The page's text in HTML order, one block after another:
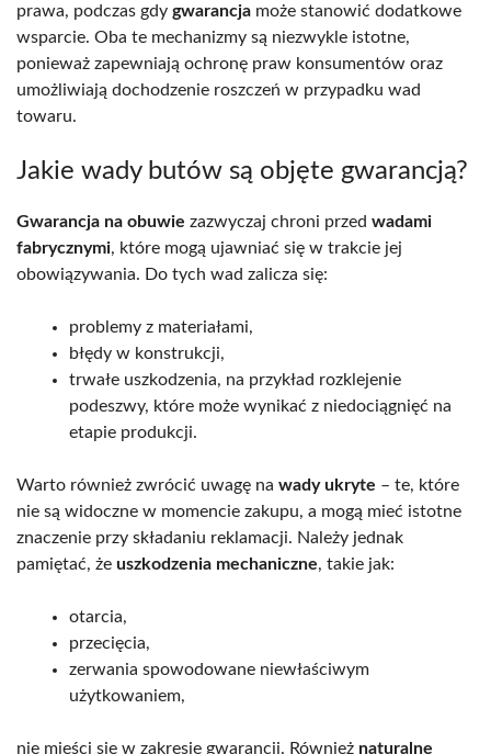
prawa, podczas gdy gwarancja może stanowić dodatkowe
wsparcie. Oba te mechanizmy są niezwykle istotne,
ponieważ zapewniają ochronę praw konsumentów oraz
umożliwiają dochodzenie roszczeń w przypadku wad
towaru.
Jakie wady butów są objęte gwarancją?
Gwarancja na obuwie zazwyczaj chroni przed wadami
fabrycznymi, które mogą ujawniać się w trakcie jej
obowiązywania. Do tych wad zalicza się:
problemy z materiałami,
błędy w konstrukcji,
trwałe uszkodzenia, na przykład rozklejenie
podeszwy, które może wynikać z niedociągnięć na
etapie produkcji.
Warto również zwrócić uwagę na wady ukryte – te, które
nie są widoczne w momencie zakupu, a mogą mieć istotne
znaczenie przy składaniu reklamacji. Należy jednak
pamiętać, że uszkodzenia mechaniczne, takie jak:
otarcia,
przecięcia,
zerwania spowodowane niewłaściwym
użytkowaniem,
nie mieści się w zakresie gwarancji. Również naturalne